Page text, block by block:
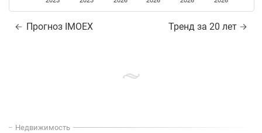
Прогноз IMOEX Тренд за 20 лет
Недвижимость